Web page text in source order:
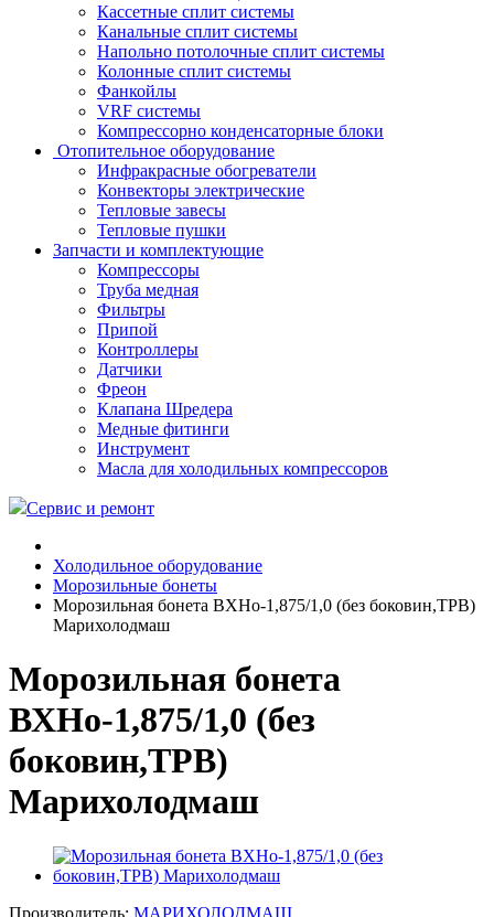
Кассетные сплит системы
Канальные сплит системы
Напольно потолочные сплит системы
Колонные сплит системы
Фанкойлы
VRF системы
Компрессорно конденсаторные блоки
Отопительное оборудование
Инфракрасные обогреватели
Конвекторы электрические
Тепловые завесы
Тепловые пушки
Запчасти и комплектующие
Компрессоры
Труба медная
Фильтры
Припой
Контроллеры
Датчики
Фреон
Клапана Шредера
Медные фитинги
Инструмент
Масла для холодильных компрессоров
Сервис и ремонт
Холодильное оборудование
Морозильные бонеты
Морозильная бонета ВХНо-1,875/1,0 (без боковин,ТРВ)
Марихолодмаш
Морозильная бонета
ВХНо-1,875/1,0 (без
боковин,ТРВ)
Марихолодмаш
Производитель: МАРИХОЛОДМАШ